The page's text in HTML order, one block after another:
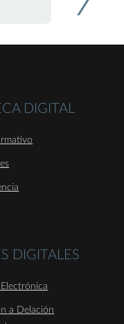
DIGITAL
DIGITALES
a Delación